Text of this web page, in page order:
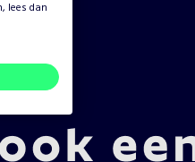
lees dan